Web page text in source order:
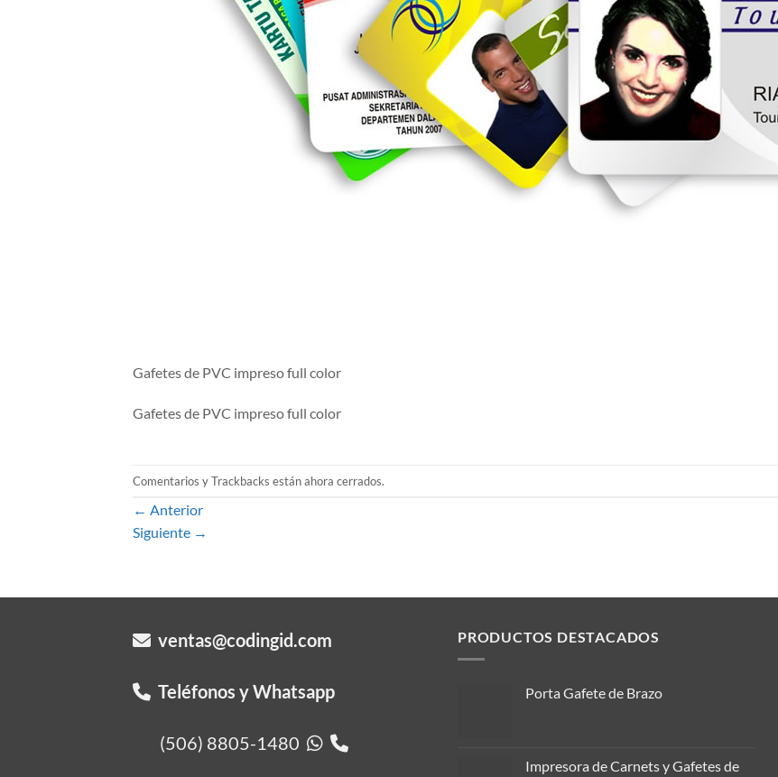
Gafetes de PVC impreso full color
Gafetes de PVC impreso full color
Comentarios y Trackbacks están ahora cerrados.
← Anterior
Siguiente →
ventas@codingid.com
Teléfonos y Whatsapp
(506) 8805-1480
PRODUCTOS DESTACADOS
Porta Gafete de Brazo
Impresora de Carnets y Gafetes de